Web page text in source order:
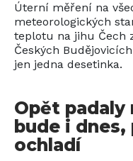
Úterní měření na
meteorologických
teplotu na jihu Čech
Českých
jen jedna desetinka.
Opět padaly
bude i dnes,
ochladí